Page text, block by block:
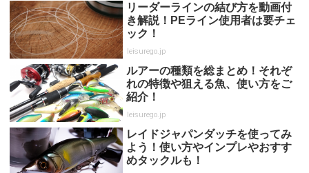
リーダーラインの結び方を動画付
き解説！PEライン使用者は要チェ
ック！
leisurego.jp
ルアーの種類を総まとめ！それぞ
れの特徴や狙える魚、使い方をご
紹介！
leisurego.jp
レイドジャパンダッチを使ってみ
よう！使い方やインプレやおすす
めタックルも！